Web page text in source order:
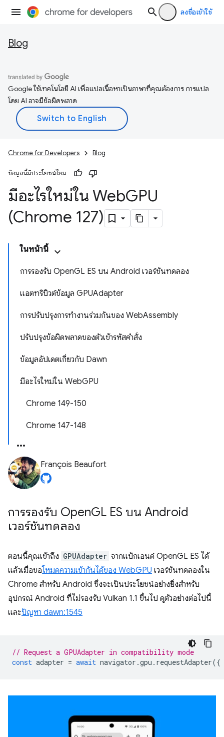
ลงชื่อเข้าใช้
Blog
Google ใช้เทคโนโลยี AI เพื่อแปลเนื้อหาเป็นภาษาที่คุณต้องการ การแปล
โดย AI อาจมีข้อผิดพลาด
Chrome for Developers Blog
ข้อมูลนี้มีประโยชน์ไหม
มีอะไรใหม่ใน WebGPU
(Chrome 127)
ในหน้านี้
การรองรับ OpenGL ES บน Android เวอร์ชันทดลอง
แอตทริบิวต์ข้อมูล GPUAdapter
การปรับปรุงการทำงานร่วมกันของ WebAssembly
ปรับปรุงข้อผิดพลาดของตัวเข้ารหัสคำสั่ง
ข้อมูลอัปเดตเกี่ยวกับ Dawn
มีอะไรใหม่ใน WebGPU
Chrome 149-150
Chrome 147-148
François Beaufort
การรองรับ OpenGL ES บน Android
เวอร์ชันทดลอง
ตอนนี้คุณเข้าถึง GPUAdapter จากแบ็กเอนด์ OpenGL ES ได้
แล้วเมื่อขอโหมดความเข้ากันได้ของ WebGPU เวอร์ชันทดลองใน
Chrome สำหรับ Android ซึ่งจะเป็นประโยชน์อย่างยิ่งสำหรับ
อุปกรณ์ Android ที่ไม่รองรับ Vulkan 1.1 ขึ้นไป ดูตัวอย่างต่อไปนี้
และปัญหา dawn:1545
// Request a GPUAdapter in compatibility mode
const adapter = await navigator .gpu . requestAdapter({